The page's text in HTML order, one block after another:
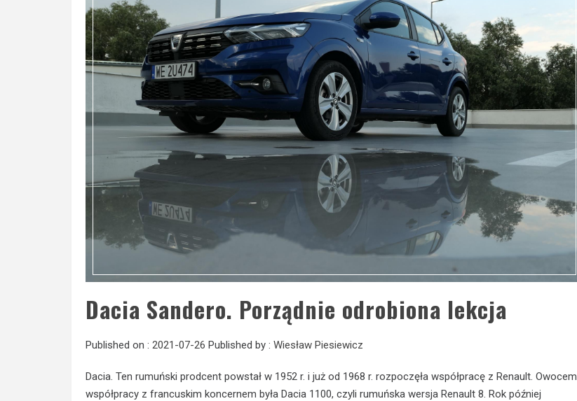
Dacia Sandero. Porządnie odrobiona lekcja
Published on : 2021-07-26 Published by : Wiesław Piesiewicz
Dacia. Ten rumuński prodcent powstał w 1952 r. i już od 1968 r. rozpoczęła współpracę z Renault. Owocem
współpracy z francuskim koncernem była Dacia 1100, czyli rumuńska wersja Renault 8. Rok później